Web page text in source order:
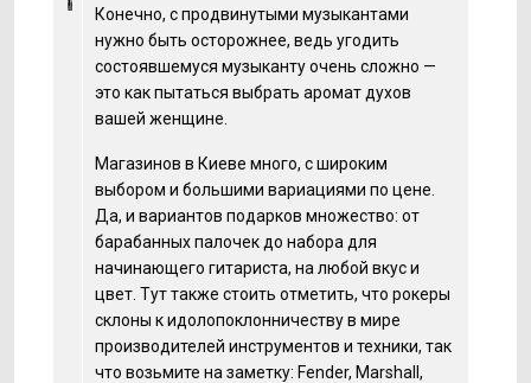
Конечно, с продвинутыми музыкантами
нужно быть осторожнее, ведь угодить
состоявшемуся музыканту очень сложно —
это как пытаться выбрать аромат духов
вашей женщине.
Магазинов в Киеве много, с широким
выбором и большими вариациями по цене.
Да, и вариантов подарков множество: от
барабанных палочек до набора для
начинающего гитариста, на любой вкус и
цвет. Тут также стоить отметить, что рокеры
склоны к идолопоклонничеству в мире
производителей инструментов и техники, так
что возьмите на заметку: Fender, Marshall,